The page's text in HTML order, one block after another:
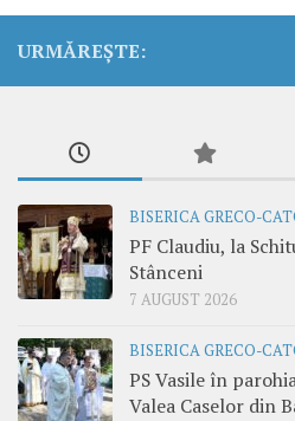
URMĂREȘTE:
BISERICA GRECO-
PF Claudiu, la
Stânceni
7 AUGUST 2026
BISERICA GRECO-
PS Vasile în
Valea Caselor din